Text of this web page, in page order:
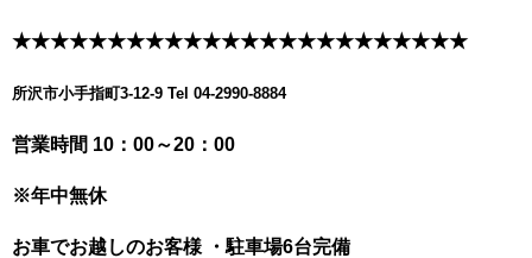
★★★★★★★★★★★★★★★★★★★★★★★★
所沢市小手指町3-12-9 Tel 04-2990-8884
営業時間 10：00～20：00
※年中無休
お車でお越しのお客様 ・駐車場6台完備